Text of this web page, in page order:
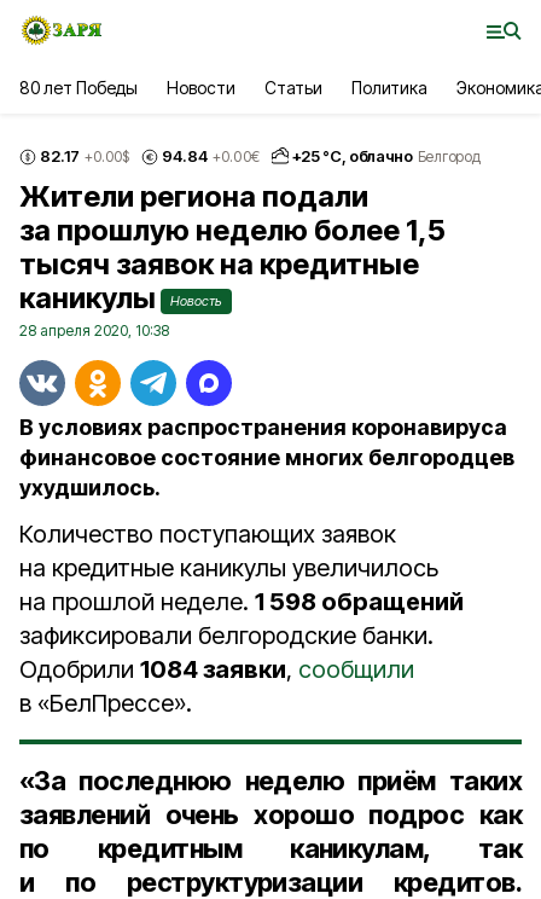
80 лет Победы Новости Статьи Политика
82.17 +0.00$ 94.84 +0.00€ +25°С, облачно Белгород
Жители региона подали
за прошлую неделю более 1,5
тысяч заявок на кредитные
каникулы
Новость
28 апреля 2020, 10:38
В условиях распространения коронавируса
финансовое состояние многих белгородцев
ухудшилось.
Количество поступающих заявок
на кредитные каникулы увеличилось
на прошлой неделе. 1 598 обращений
зафиксировали белгородские банки.
Одобрили 1084 заявки, сообщили
в «БелПрессе».
«За последнюю неделю приём таких
заявлений очень хорошо подрос как
по кредитным каникулам, так
и по реструктуризации кредитов.